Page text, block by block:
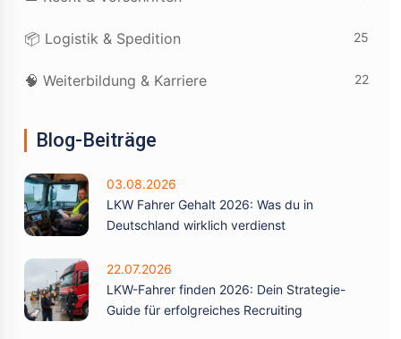
📦 Logistik & Spedition 25
🧠 Weiterbildung & Karriere 22
Blog-Beiträge
03.08.2026
LKW Fahrer Gehalt 2026: Was du in
Deutschland wirklich verdienst
22.07.2026
LKW-Fahrer finden 2026: Dein Strategie-
Guide für erfolgreiches Recruiting